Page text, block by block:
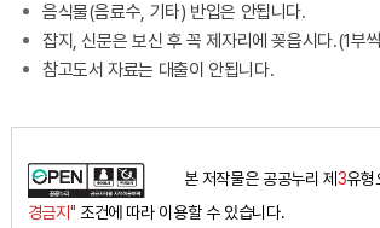
음식물(음료수, 기타) 반입은 안됩니다.
잡지, 신문은 보신 후 꼭 제자리에 꽂읍시다.(1부
참고도서 자료는 대출이 안됩니다.
본 저작물은 공공누리 제 3유
경금지" 조건에 따라 이용할 수 있습니다.